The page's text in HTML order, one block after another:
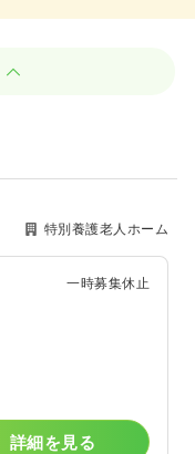
特別養護老人ホーム
一時募集休止
詳細を見る